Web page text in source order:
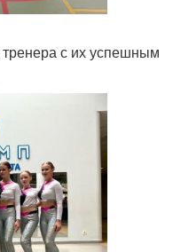
с их успешным